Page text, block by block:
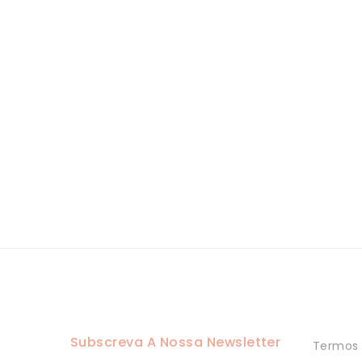
Subscreva A Nossa Newsletter Termos